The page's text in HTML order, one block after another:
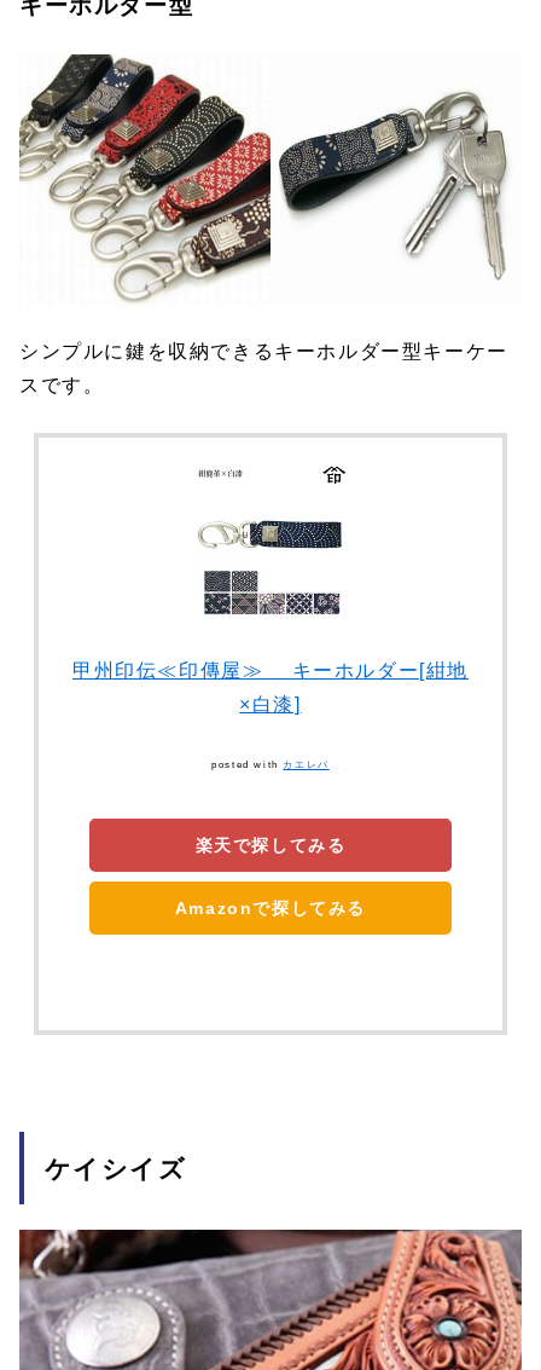
キーホルダー型
シンプルに鍵を収納できるキーホルダー型キーケー
スです。
甲州印伝≪印傳屋≫ キーホルダー[紺地
×白漆]
posted with カエレバ
楽天で探してみる
Amazonで探してみる
ケイシイズ